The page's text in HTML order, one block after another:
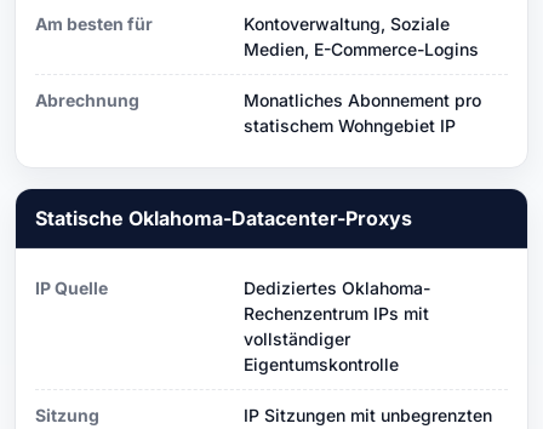
Am besten für
Kontoverwaltung, Soziale
Medien, E-Commerce-Logins
Abrechnung
Monatliches Abonnement pro
statischem Wohngebiet IP
Statische Oklahoma-Datacenter-Proxys
IP Quelle
Dediziertes Oklahoma-
Rechenzentrum IPs mit
vollständiger
Eigentumskontrolle
Sitzung
IP Sitzungen mit unbegrenzten